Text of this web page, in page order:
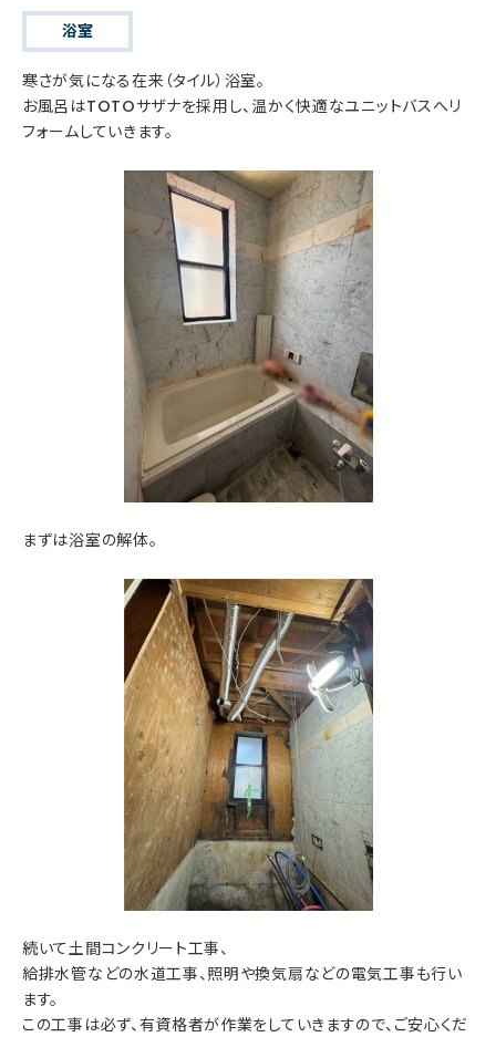
浴室
寒さが気になる在来（タイル）浴室。
お風呂はTOTOサザナを採用し、温かく快適なユニットバスへリ
フォームしていきます。
まずは浴室の解体。
続いて土間コンクリート工事、
給排水管などの水道工事、照明や換気扇などの電気工事も行い
ます。
この工事は必ず、有資格者が作業をしていきますので、ご安心くだ